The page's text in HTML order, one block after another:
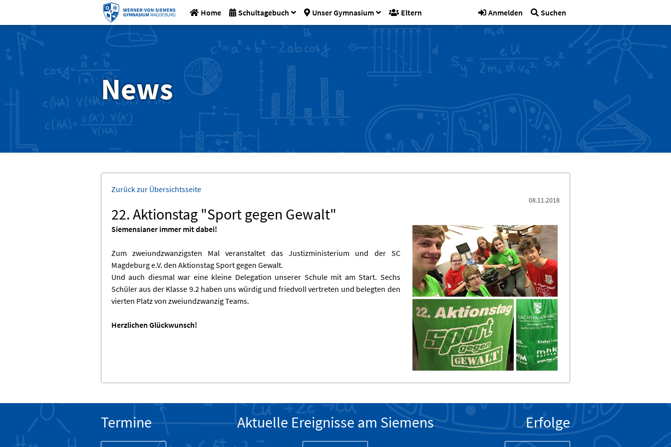
Home Schultagebuch Unser Gymnasium Eltern Anmelden Suchen
News
Zurück zur Übersichtsseite
08.11.2018
22. Aktionstag "Sport gegen Gewalt"
Siemensianer immer mit dabei!
Zum zweiundzwanzigsten Mal veranstaltet das Justizministerium und der SC
Magdeburg e.V. den Aktionstag Sport gegen Gewalt.
Und auch diesmal war eine kleine Delegation unserer Schule mit am Start. Sechs
Schüler aus der Klasse 9.2 haben uns würdig und friedvoll vertreten und belegten den
vierten Platz von zweiundzwanzig Teams.
Herzlichen Glückwunsch!
Termine Aktuelle Ereignisse am Siemens Erfolge